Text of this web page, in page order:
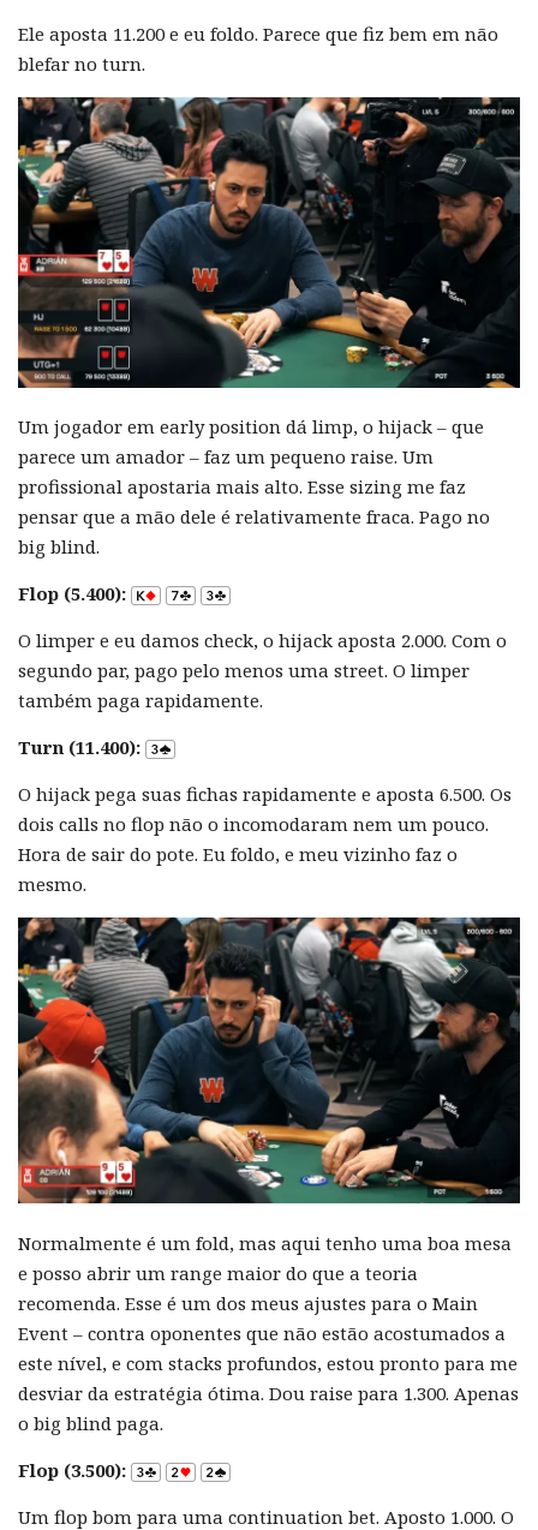
Ele aposta 11.200 e eu foldo. Parece que fiz bem em não
blefar no turn.
Um jogador em early position dá limp, o hijack – que
parece um amador – faz um pequeno raise. Um
profissional apostaria mais alto. Esse sizing me faz
pensar que a mão dele é relativamente fraca. Pago no
big blind.
Flop (5.400):
O limper e eu damos check, o hijack aposta 2.000. Com o
segundo par, pago pelo menos uma street. O limper
também paga rapidamente.
Turn (11.400):
O hijack pega suas fichas rapidamente e aposta 6.500. Os
dois calls no flop não o incomodaram nem um pouco.
Hora de sair do pote. Eu foldo, e meu vizinho faz o
mesmo.
Normalmente é um fold, mas aqui tenho uma boa mesa
e posso abrir um range maior do que a teoria
recomenda. Esse é um dos meus ajustes para o Main
Event – contra oponentes que não estão acostumados a
este nível, e com stacks profundos, estou pronto para me
desviar da estratégia ótima. Dou raise para 1.300. Apenas
o big blind paga.
Flop (3.500):
Um flop bom para uma continuation bet. Aposto 1.000. O